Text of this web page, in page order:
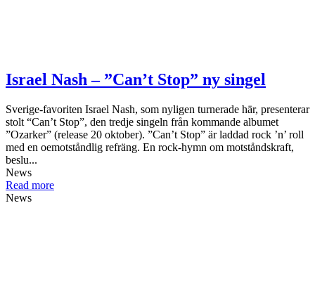
Israel Nash – ”Can’t Stop” ny singel
Sverige-favoriten Israel Nash, som nyligen turnerade här, presenterar
stolt “Can’t Stop”, den tredje singeln från kommande albumet
”Ozarker” (release 20 oktober). ”Can’t Stop” är laddad rock ’n’ roll
med en oemotståndlig refräng. En rock-hymn om motståndskraft,
beslu...
News
Read more
News